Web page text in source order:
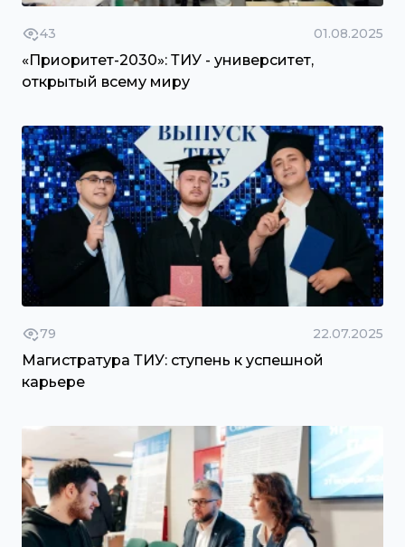
43 01.08.2025
«Приоритет-2030»: ТИУ - университет,
открытый всему миру
79 22.07.2025
Магистратура ТИУ: ступень к успешной
карьере